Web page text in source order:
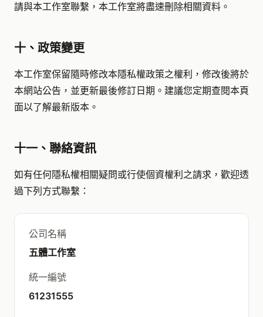
請與本工作室聯繫，本工作室將盡速刪除相關資料。
十、政策變更
本工作室保留隨時修改本隱私權政策之權利，修改後將於
本網站公告，並更新最後修訂日期。建議您定期查閱本頁
面以了解最新版本。
十一、聯絡資訊
如有任何隱私權相關疑問或行使個資權利之請求，歡迎透
過下列方式聯繫：
公司名稱
五體工作室
統一編號
61231555